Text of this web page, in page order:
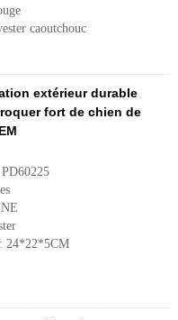
caoutchouc
extérieur durable
fort de chien de
24*22*5CM